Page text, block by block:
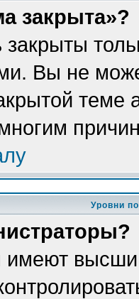
закрыта»?
Вы не
теме
Уровни
имеют